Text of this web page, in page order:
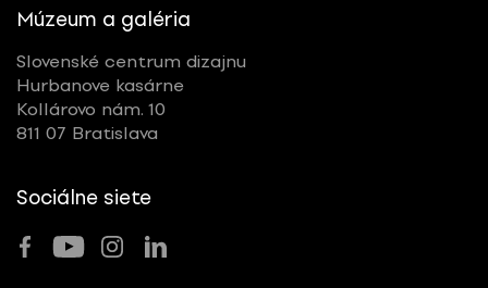
Múzeum a galéria
Slovenské centrum dizajnu
Hurbanove kasárne
Kollárovo nám. 10
811 07 Bratislava
Sociálne siete